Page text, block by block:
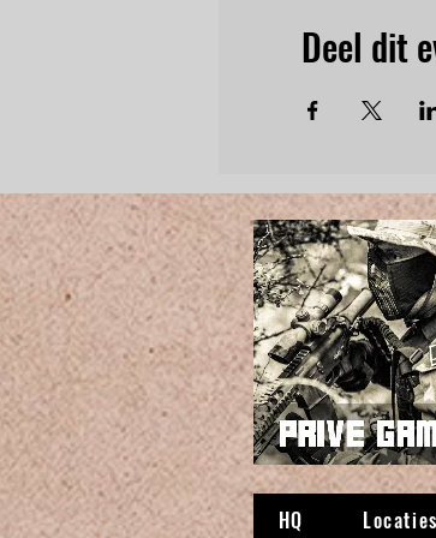
Deel dit
HQ Locaties